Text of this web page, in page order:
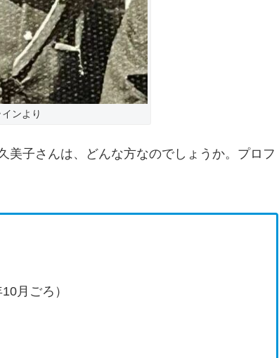
ンより
美子さんは、どんな方なのでしょうか。プロフ
月ごろ）